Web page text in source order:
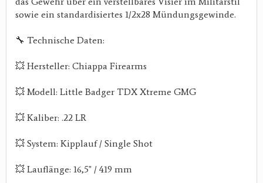
sowie ein standardisiertes 1/2x28 Mündungsgewinde.
🔧 Technische Daten:
💥 Hersteller: Chiappa Firearms
💥 Modell: Little Badger TDX Xtreme GMG
💥 Kaliber: .22 LR
💥 System: Kipplauf / Single Shot
💥 Lauflänge: 16,5" / 419 mm